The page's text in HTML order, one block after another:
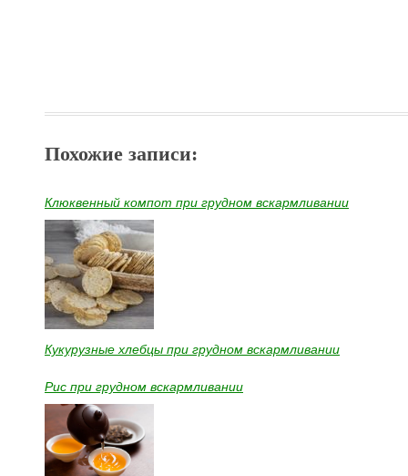
Похожие записи:
Клюквенный компот при грудном вскармливании
Кукурузные хлебцы при грудном вскармливании
Рис при грудном вскармливании